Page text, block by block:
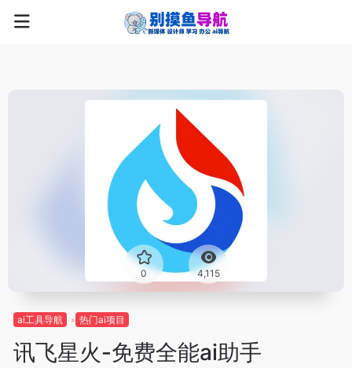
0 4,115
ai工具导航 热门ai项目
讯飞星火-免费全能ai助手